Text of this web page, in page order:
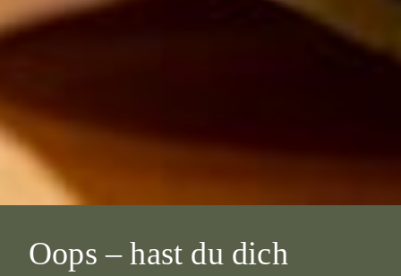
Oops – hast du dich